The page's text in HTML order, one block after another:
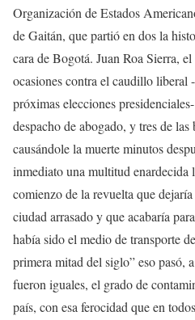
Organización de Estados
de Gaitán, que partió en dos la
cara de Bogotá. Juan Roa Sierra,
ocasiones contra el caudillo liberal
próximas elecciones
despacho de abogado, y tres de
causándole la muerte minutos
inmediato una multitud enardecida
comienzo de la revuelta que
ciudad arrasado y que acabaría
había sido el medio de transporte
primera mitad del siglo” eso pasó,
fueron iguales, el grado de
país, con esa ferocidad que en